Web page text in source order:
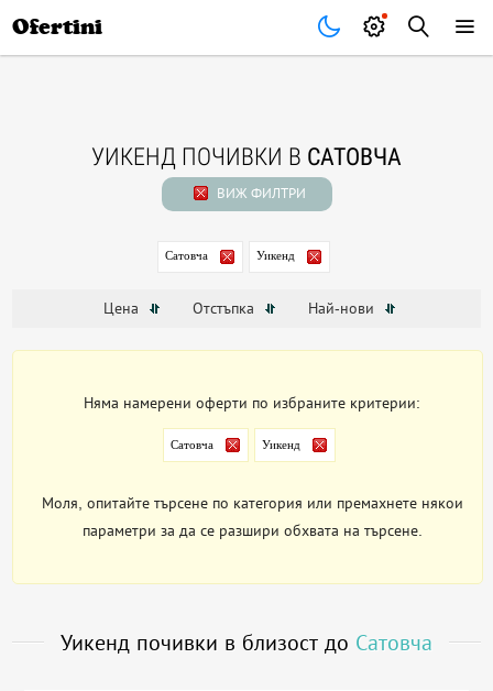
Ofertini
УИКЕНД ПОЧИВКИ В САТОВЧА
ВИЖ ФИЛТРИ
Сатовча Уикенд
Цена Отстъпка Най-нови
Няма намерени оферти по избраните критерии:
Сатовча Уикенд
Моля, опитайте търсене по категория или премахнете някои
параметри за да се разшири обхвата на търсене.
Уикенд почивки в близост до Сатовча